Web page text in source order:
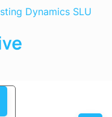
Dynamics SLU